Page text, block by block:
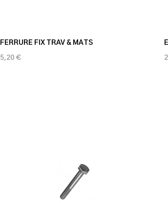
FERRURE FIX TRAV & MATS
5,20 €